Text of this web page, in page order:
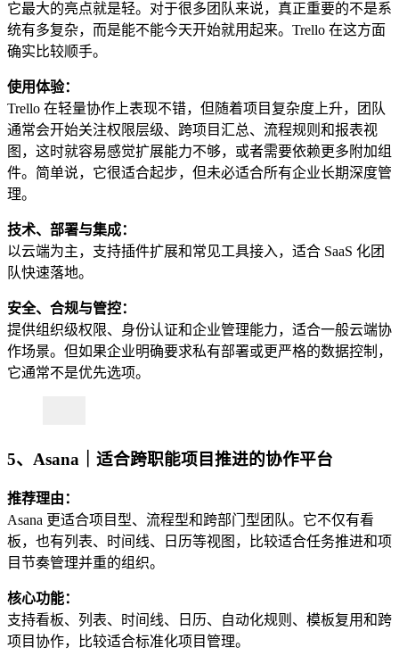
它最大的亮点就是轻。对于很多团队来说，真正重要的不是系
统有多复杂，而是能不能今天开始就用起来。Trello 在这方面
确实比较顺手。
使用体验：
Trello 在轻量协作上表现不错，但随着项目复杂度上升，团队
通常会开始关注权限层级、跨项目汇总、流程规则和报表视
图，这时就容易感觉扩展能力不够，或者需要依赖更多附加组
件。简单说，它很适合起步，但未必适合所有企业长期深度管
理。
技术、部署与集成：
以云端为主，支持插件扩展和常见工具接入，适合 SaaS 化团
队快速落地。
安全、合规与管控：
提供组织级权限、身份认证和企业管理能力，适合一般云端协
作场景。但如果企业明确要求私有部署或更严格的数据控制，
它通常不是优先选项。
5、Asana｜适合跨职能项目推进的协作平台
推荐理由：
Asana 更适合项目型、流程型和跨部门型团队。它不仅有看
板，也有列表、时间线、日历等视图，比较适合任务推进和项
目节奏管理并重的组织。
核心功能：
支持看板、列表、时间线、日历、自动化规则、模板复用和跨
项目协作，比较适合标准化项目管理。